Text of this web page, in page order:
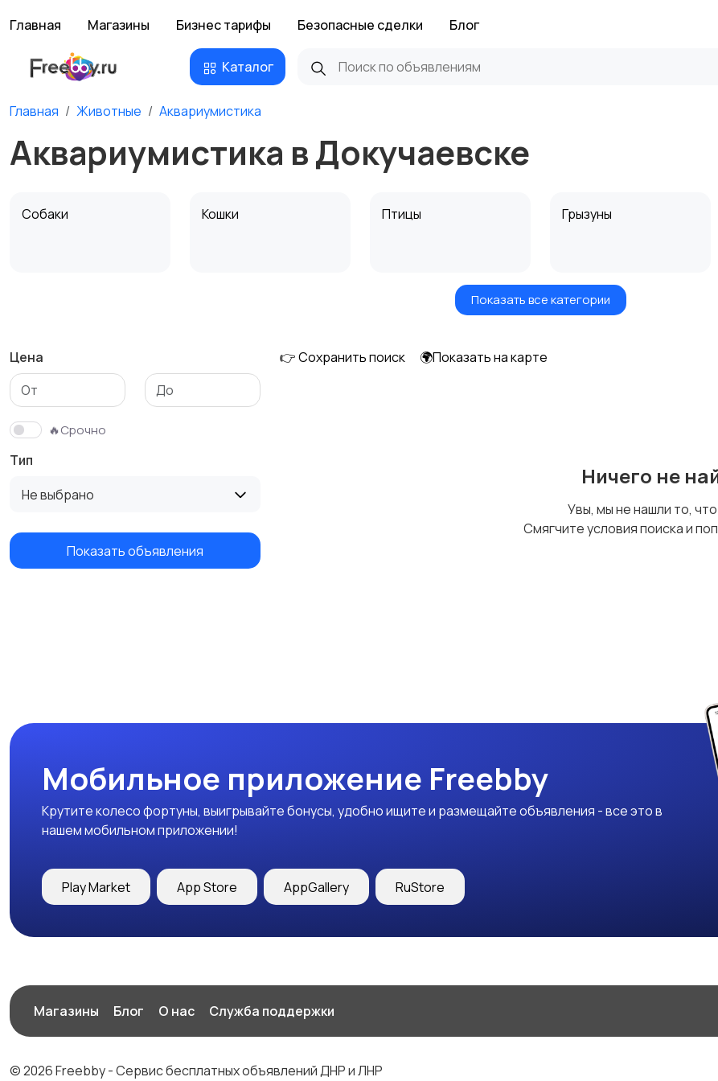
Главная Магазины Бизнес тарифы Безопасные сделки Блог
Каталог
Главная Животные Аквариумистика
Аквариумистика в Докучаевске
Собаки Кошки Птицы Грызуны
АквариумистикаПоказать все категории
Цена
🔥Срочно
Тип
Не выбрано
Показать объявления
👉 Сохранить поиск 🌍Показать на карте
Ничего не
Увы, мы не нашли то,
Смягчите условия поиска и
Мобильное приложение Freebby
Крутите колесо фортуны, выигрывайте бонусы, удобно ищите и размещайте объявления - все это в
нашем мобильном приложении!
Play Market App Store AppGallery RuStore
Магазины Блог О нас Служба поддержки
© 2026 Freebby - Сервис бесплатных объявлений ДНР и ЛНР